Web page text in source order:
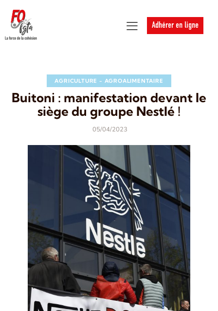
Adhérer en ligne
AGRICULTURE - AGROALIMENTAIRE
Buitoni : manifestation devant le
siège du groupe Nestlé !
05/04/2023